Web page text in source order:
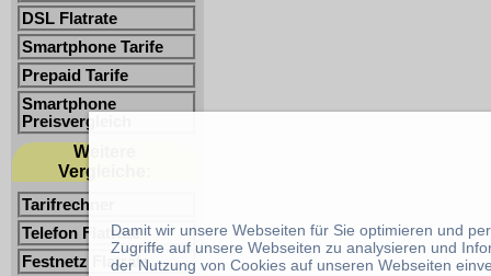
DSL Flatrate
Smartphone Tarife
Prepaid Tarife
Smartphone
Preisvergleich
Weitere
Vergleiche:
Tarifrechner
Telefon Flatrate
Festnetz Flatrate
Damit wir unsere Webseiten für Sie optimieren und
Zugriffe auf unsere Webseiten zu analysieren und
der Nutzung von Cookies auf unseren Webseiten